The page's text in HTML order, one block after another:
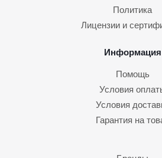
Политика
Лицензии и
Информация
Помощь
Условия
Условия
Гарантия на